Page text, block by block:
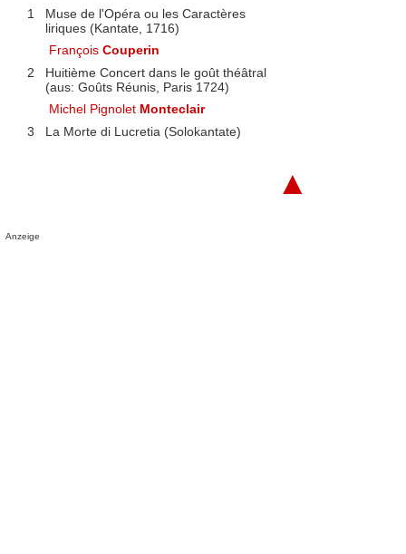
1
Muse de l'Opéra ou les Caractères
liriques (Kantate, 1716)
FrançoisCouperin
2
Huitième Concert dans le goût théâtral
(aus: Goûts Réunis, Paris 1724)
Michel Pignolet Monteclair
3
La Morte di Lucretia (Solokantate)
▲
Anzeige